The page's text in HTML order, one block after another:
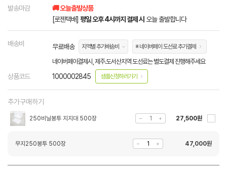
발송마감
🚚 오늘출발상품
[로젠택배] 평일 오후 4시까지 결제 시 오늘 출발합니다
배송비 무료배송 지역별 추가배송비 ※ 네이버페이 도선료 추가결제
네이버페이결제시, 제주.도서산지역 도선료는 별도결제 진행해주세요
상품코드 1000002845 샘플신청하러가기
추가구매하기
250비닐봉투 지지대 500장 27,500원
무지250봉투 500장 47,000원